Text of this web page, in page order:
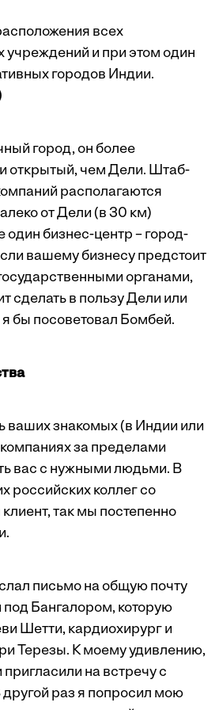
всех
учреждений и при этом один
городов Индии.
город, он более
открытый, чем Дели. Штаб-
располагаются
от Дели (в 30 км)
один бизнес-центр – город-
вашему бизнесу предстоит
органами,
сделать в пользу Дели или
я бы посоветовал Бомбей.
ваших знакомых (в Индии или
за пределами
вас с нужными людьми. В
российских коллег со
так мы постепенно
письмо на общую почту
под Бангалором, которую
Шетти, кардиохирург и
Терезы. К моему удивлению,
на встречу с
раз я попросил мою